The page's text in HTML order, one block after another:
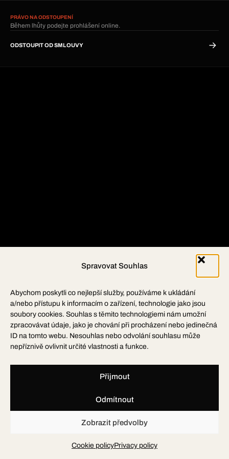
Spravovat Souhlas
Abychom poskytli co nejlepší služby, používáme k ukládání
a/nebo přístupu k informacím o zařízení, technologie jako jsou
soubory cookies. Souhlas s těmito technologiemi nám umožní
zpracovávat údaje, jako je chování při procházení nebo jedinečná
ID na tomto webu. Nesouhlas nebo odvolání souhlasu může
nepříznivě ovlivnit určité vlastnosti a funkce.
Přijmout
Odmítnout
Zobrazit předvolby
Cookie policyPrivacy policy
PRÁVO NA ODSTOUPENÍ
Během lhůty podejte prohlášení online.
ODSTOUPIT OD SMLOUVY